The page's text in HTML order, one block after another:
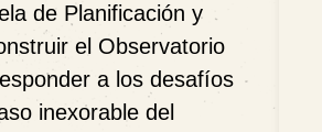
de Planificación y
el Observatorio
a los desafíos
inexorable del